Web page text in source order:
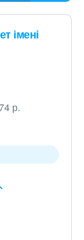
імені
р.